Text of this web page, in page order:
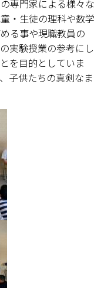
覧
専門家による様々な
・生徒の理科や数学
る事や現職教員の
実験授業の参考にし
を目的としていま
子供たちの真剣なま